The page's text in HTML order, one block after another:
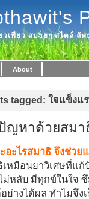
วเพียว สบายๆ สไตล์ ลัพ
About
tagged: ใจแข็งแ
ญหาด้วยสมา
ะอะไรสมาธิ จึงช่ว
เหมือนยาวิเศษที่แ
ม่หลับ มีทุกข์ในใจ
ย่างได้ผล ทำไมจึง